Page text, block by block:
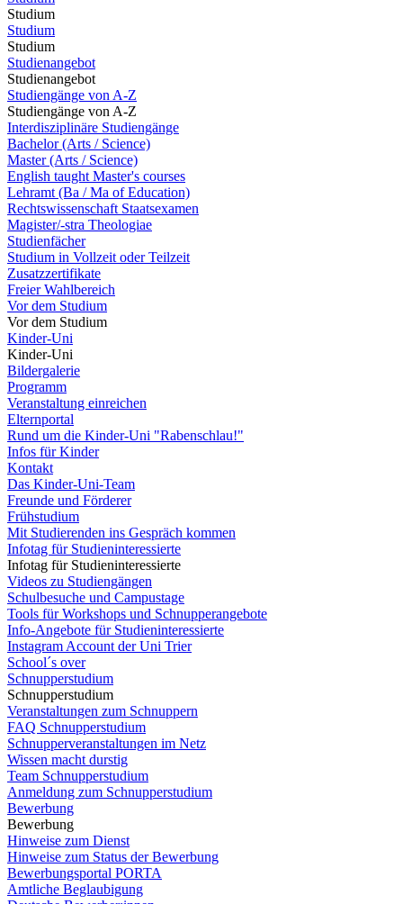
Studium
Studium
Studium
Studienangebot
Studienangebot
Studiengänge von A-Z
Studiengänge von A-Z
Interdisziplinäre Studiengänge
Bachelor (Arts / Science)
Master (Arts / Science)
English taught Master's courses
Lehramt (Ba / Ma of Education)
Rechtswissenschaft Staatsexamen
Magister/-stra Theologiae
Studienfächer
Studium in Vollzeit oder Teilzeit
Zusatzzertifikate
Freier Wahlbereich
Vor dem Studium
Vor dem Studium
Kinder-Uni
Kinder-Uni
Bildergalerie
Programm
Veranstaltung einreichen
Elternportal
Rund um die Kinder-Uni "Rabenschlau!"
Infos für Kinder
Kontakt
Das Kinder-Uni-Team
Freunde und Förderer
Frühstudium
Mit Studierenden ins Gespräch kommen
Infotag für Studieninteressierte
Infotag für Studieninteressierte
Videos zu Studiengängen
Schulbesuche und Campustage
Tools für Workshops und Schnupperangebote
Info-Angebote für Studieninteressierte
Instagram Account der Uni Trier
School´s over
Schnupperstudium
Schnupperstudium
Veranstaltungen zum Schnuppern
FAQ Schnupperstudium
Schnupperveranstaltungen im Netz
Wissen macht durstig
Team Schnupperstudium
Anmeldung zum Schnupperstudium
Bewerbung
Bewerbung
Hinweise zum Dienst
Hinweise zum Status der Bewerbung
Bewerbungsportal PORTA
Amtliche Beglaubigung